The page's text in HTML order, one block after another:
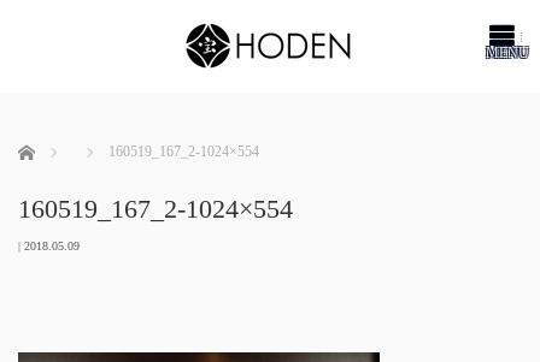
ホーム 160519_167_2-1024×554
160519_167_2-1024×554
| 2018.05.09